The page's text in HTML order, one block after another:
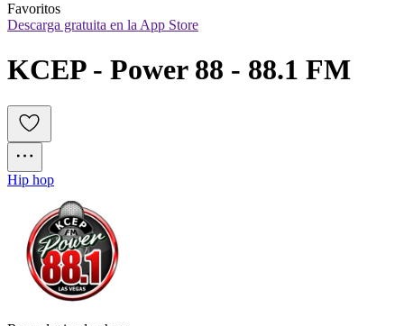
Favoritos
Descarga gratuita en la App Store
KCEP - Power 88 - 88.1 FM
Hip hop